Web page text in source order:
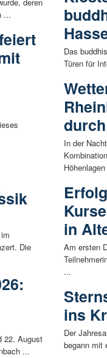
deren
...
Die
22. August
...
Das
Türen für
In der
in
Am ersten
...
ins
Der
begann mit